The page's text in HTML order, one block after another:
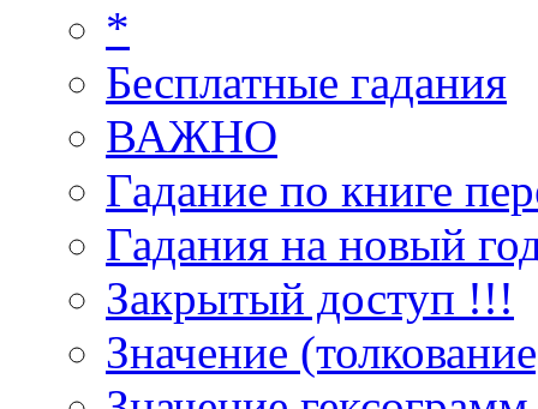
*
Бесплатные гадания
ВАЖНО
Гадание по книге
Гадания на новый
Закрытый доступ !!!
Значение